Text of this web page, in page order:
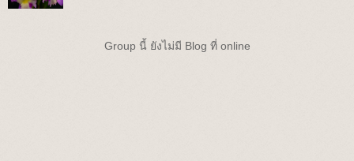
Group นี้ ยังไม่มี Blog ที่ online